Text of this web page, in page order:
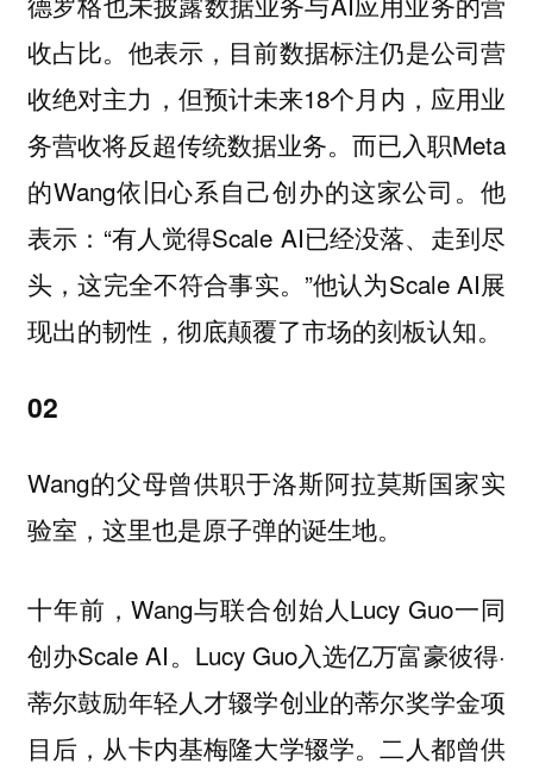
收占比。他表示，目前数据标注仍是公司营
收绝对主力，但预计未来18个月内，应用业
务营收将反超传统数据业务。而已入职Meta
的Wang依旧心系自己创办的这家公司。他
表示：“有人觉得Scale AI已经没落、走到尽
头，这完全不符合事实。”他认为Scale AI展
现出的韧性，彻底颠覆了市场的刻板认知。
02
Wang的父母曾供职于洛斯阿拉莫斯国家实
验室，这里也是原子弹的诞生地。
十年前，Wang与联合创始人Lucy Guo一同
创办Scale AI。Lucy Guo入选亿万富豪彼得·
蒂尔鼓励年轻人才辍学创业的蒂尔奖学金项
目后，从卡内基梅隆大学辍学。二人都曾供